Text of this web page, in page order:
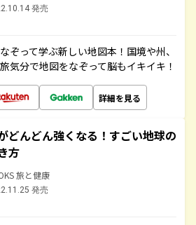
発売
ぞって学ぶ新しい地図本！国境や州、
気分で地図をなぞって脳もイキイキ！
詳細を見る
どんどん強くなる！すごい地球の
方
旅と健康
発売